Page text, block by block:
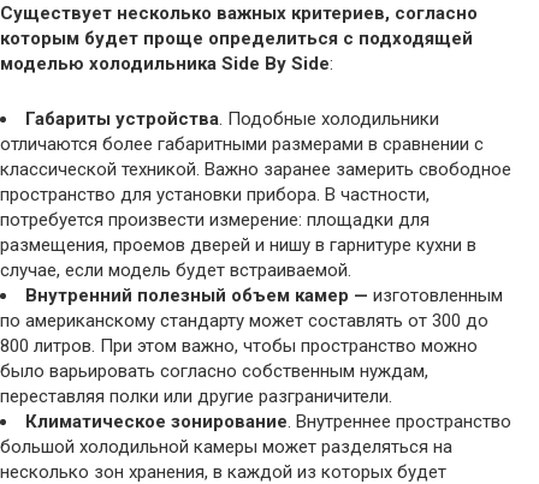
Существует несколько важных критериев, согласно
которым будет проще определиться с подходящей
моделью холодильника Side By Side:
Габариты устройства. Подобные холодильники
отличаются более габаритными размерами в сравнении с
классической техникой. Важно заранее замерить свободное
пространство для установки прибора. В частности,
потребуется произвести измерение: площадки для
размещения, проемов дверей и нишу в гарнитуре кухни в
случае, если модель будет встраиваемой.
Внутренний полезный объем камер — изготовленным
по американскому стандарту может составлять от 300 до
800 литров. При этом важно, чтобы пространство можно
было варьировать согласно собственным нуждам,
переставляя полки или другие разграничители.
Климатическое зонирование. Внутреннее пространство
большой холодильной камеры может разделяться на
несколько зон хранения, в каждой из которых будет